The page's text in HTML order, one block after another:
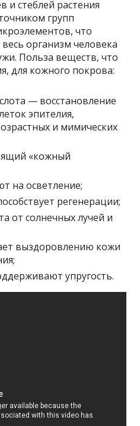
и стеблей растения
групп
что
организм человека
Польза веществ, что
для кожного покрова:
— восстановление
эпителия,
и мимических
«кожный
на осветление;
регенерации;
от солнечных лучей и
выздоровлению кожи
упругость.